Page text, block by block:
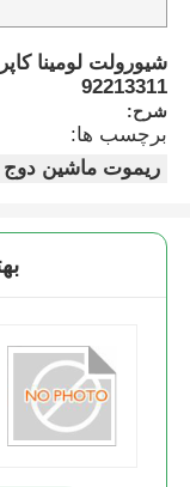
92213311
شرح:
برچسب ها:
ریموت ماشین دوج